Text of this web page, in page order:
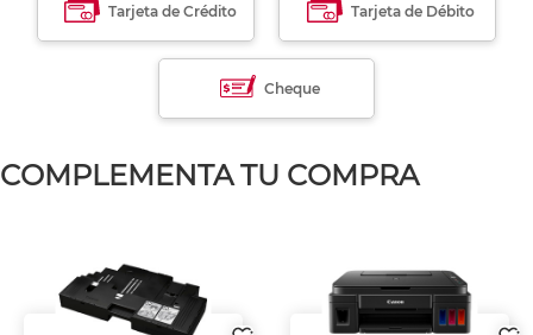
Tarjeta de Crédito Tarjeta de Débito
Cheque
COMPLEMENTA TU COMPRA